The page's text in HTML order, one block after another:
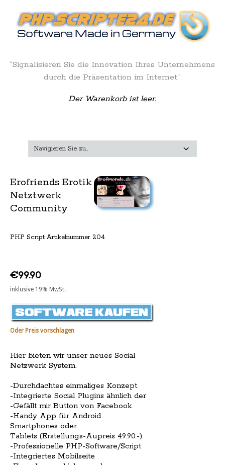
“Signalisieren Sie die Innovation Ihres Unternehmens
durch die Präsentation im Internet.”
Der Warenkorb ist leer.
Erofriends Erotik
Netztwerk
Community
PHP Script Artikelnummer 204
€99.90
inklusive 19% MwSt.
Oder Preis vorschlagen
Hier bieten wir unser neues Social
Netzwerk System.
-Durchdachtes einmaliges Konzept
-Integrierte Social Plugins ähnlich der
-Gefällt mir Button von Facebook
-Handy App für Android
Smartphones oder
Tablets (Erstellungs-Aupreis 49.90.-)
-Professionelle PHP-Software/Script
-Integriertes Mobilseite